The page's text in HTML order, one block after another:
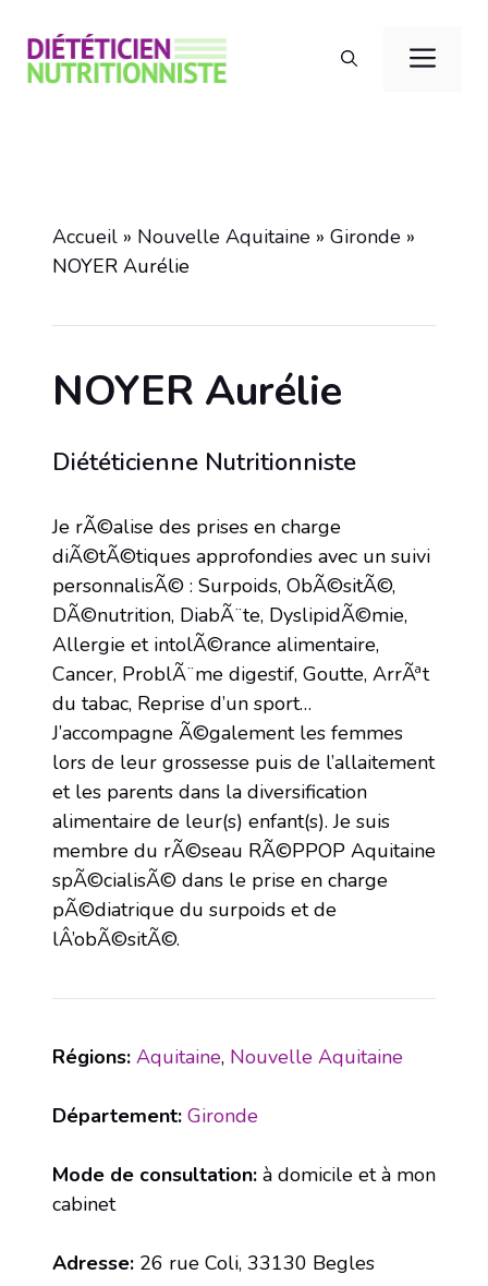
contenu
Accueil » Nouvelle Aquitaine » Gironde »
NOYER Aurélie
NOYER Aurélie
Diététicienne Nutritionniste
Je rÃ©alise des prises en charge
diÃ©tÃ©tiques approfondies avec un suivi
personnalisÃ© : Surpoids, ObÃ©sitÃ©,
DÃ©nutrition, DiabÃ¨te, DyslipidÃ©mie,
Allergie et intolÃ©rance alimentaire,
Cancer, ProblÃ¨me digestif, Goutte, ArrÃªt
du tabac, Reprise d’un sport…
J’accompagne Ã©galement les femmes
lors de leur grossesse puis de l’allaitement
et les parents dans la diversification
alimentaire de leur(s) enfant(s). Je suis
membre du rÃ©seau RÃ©PPOP Aquitaine
spÃ©cialisÃ© dans le prise en charge
pÃ©diatrique du surpoids et de
lÂ’obÃ©sitÃ©.
Régions: Aquitaine, Nouvelle Aquitaine
Département: Gironde
Mode de consultation: à domicile et à mon
cabinet
Adresse: 26 rue Coli, 33130 Begles